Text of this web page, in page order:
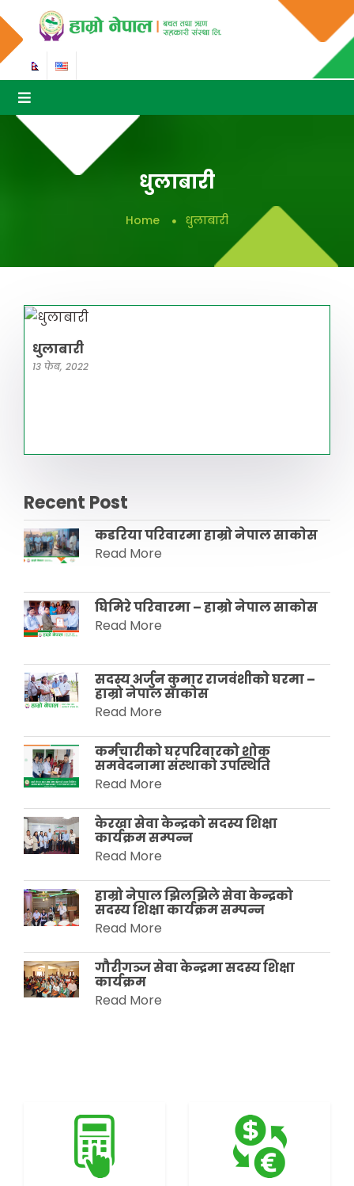
धुलाबारी
Home धुलाबारी
धुलाबारी
13 फेब, 2022
Recent Post
कडरिया परिवारमा हाम्राे नेपाल साकाेस
Read More
घिमिरे परिवारमा – हाम्रो नेपाल साकोस
Read More
सदस्य अर्जुन कुमार राजवंशीकाे घरमा –
हाम्रो नेपाल साकाेस
Read More
कर्मचारीको घरपरिवारको शोक
समवेदनामा संस्थाको उपस्थिति
Read More
केरखा सेवा केन्द्रको सदस्य शिक्षा
कार्यक्रम सम्पन्न
Read More
हाम्रो नेपाल झिलझिले सेवा केन्द्रको
सदस्य शिक्षा कार्यक्रम सम्पन्न
Read More
गौरीगञ्ज सेवा केन्द्रमा सदस्य शिक्षा
कार्यक्रम
Read More